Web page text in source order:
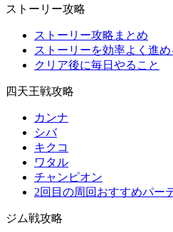
ストーリー攻略
ストーリー攻略まとめ
ストーリーを効率よく進
クリア後に毎日やること
四天王戦攻略
カンナ
シバ
キクコ
ワタル
チャンピオン
2回目の周回おすすめパー
ジム戦攻略